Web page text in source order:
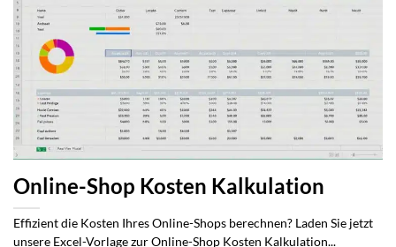
Online-Shop Kosten Kalkulation
Effizient die Kosten Ihres Online-Shops berechnen? Laden Sie jetzt
unsere Excel-Vorlage zur Online-Shop Kosten Kalkulation...